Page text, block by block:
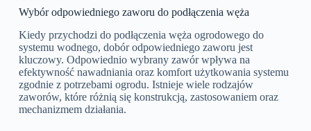
Wybór odpowiedniego zaworu do podłączenia węża
Kiedy przychodzi do podłączenia węża ogrodowego do
systemu wodnego, dobór odpowiedniego zaworu jest
kluczowy. Odpowiednio wybrany zawór wpływa na
efektywność nawadniania oraz komfort użytkowania systemu
zgodnie z potrzebami ogrodu. Istnieje wiele rodzajów
zaworów, które różnią się konstrukcją, zastosowaniem oraz
mechanizmem działania.